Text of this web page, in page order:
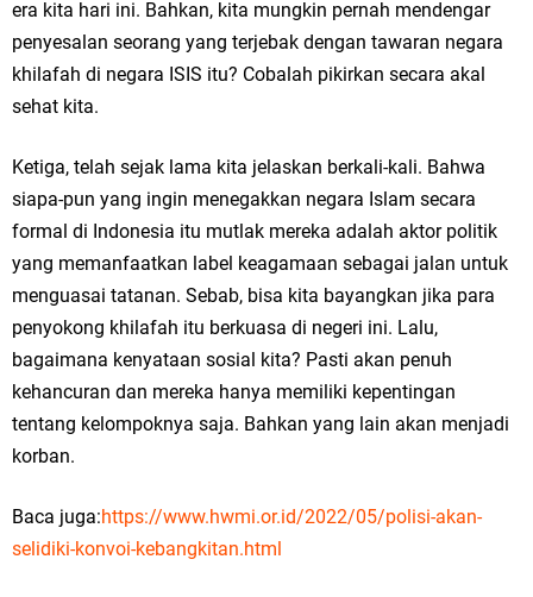
era kita hari ini. Bahkan, kita mungkin pernah mendengar
penyesalan seorang yang terjebak dengan tawaran negara
khilafah di negara ISIS itu? Cobalah pikirkan secara akal
sehat kita.
Ketiga, telah sejak lama kita jelaskan berkali-kali. Bahwa
siapa-pun yang ingin menegakkan negara Islam secara
formal di Indonesia itu mutlak mereka adalah aktor politik
yang memanfaatkan label keagamaan sebagai jalan untuk
menguasai tatanan. Sebab, bisa kita bayangkan jika para
penyokong khilafah itu berkuasa di negeri ini. Lalu,
bagaimana kenyataan sosial kita? Pasti akan penuh
kehancuran dan mereka hanya memiliki kepentingan
tentang kelompoknya saja. Bahkan yang lain akan menjadi
korban.
Baca juga:https://www.hwmi.or.id/2022/05/polisi-akan-
selidiki-konvoi-kebangkitan.html